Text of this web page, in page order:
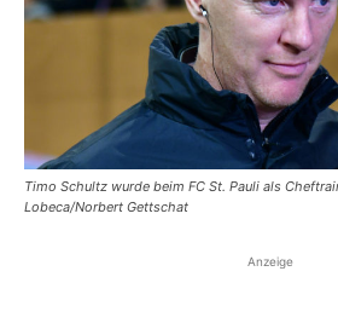
Timo Schultz wurde beim FC St. Pauli als
Lobeca/Norbert Gettschat
Anzeige